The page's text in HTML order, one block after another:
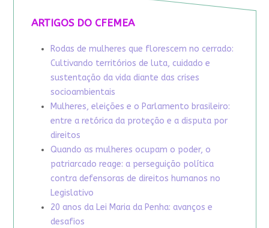
ARTIGOS DO CFEMEA
Rodas de mulheres que florescem no cerrado:
Cultivando territórios de luta, cuidado e
sustentação da vida diante das crises
socioambientais
Mulheres, eleições e o Parlamento brasileiro:
entre a retórica da proteção e a disputa por
direitos
Quando as mulheres ocupam o poder, o
patriarcado reage: a perseguição política
contra defensoras de direitos humanos no
Legislativo
20 anos da Lei Maria da Penha: avanços e
desafios